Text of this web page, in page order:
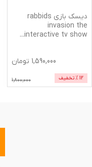
دیسک بازی rabbids
invasion the
interactive tv show
...
1,590,000 تومان
12 % تخفیف 1,800,000